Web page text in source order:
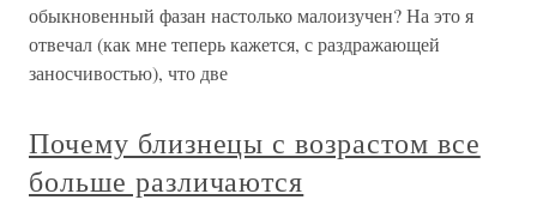
обыкновенный фазан настолько малоизучен? На это я
отвечал (как мне теперь кажется, с раздражающей
заносчивостью), что две
Почему близнецы с возрастом все
больше различаются